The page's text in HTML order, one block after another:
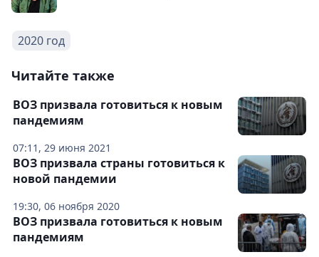
2020 год
Читайте также
07:11, 29 июня 2021
ВОЗ призвала готовиться к новым
пандемиям
19:30, 06 ноября 2020
ВОЗ призвала страны готовиться к
новой пандемии
ВОЗ призвала готовиться к новым
пандемиям